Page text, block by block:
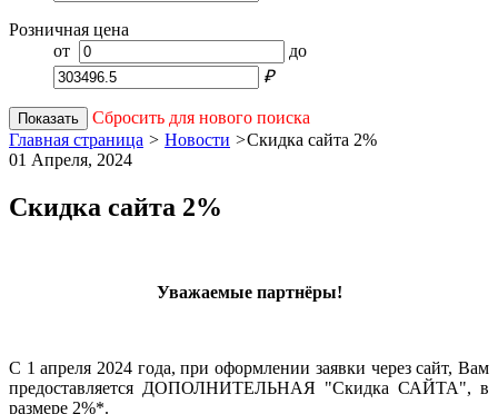
Розничная цена
от
до
₽
Показать
Сбросить для нового поиска
Главная страница > Новости >Скидка сайта 2%
01 Апреля, 2024
Скидка сайта 2%
Уважаемые партнёры!
С 1 апреля 2024 года, при оформлении заявки через сайт, Вам
предоставляется ДОПОЛНИТЕЛЬНАЯ "Скидка САЙТА", в
размере 2%*.